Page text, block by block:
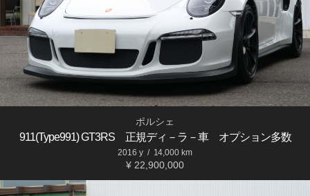
ポルシェ
911(Type991) GT3RS 正規ディ－ラ－車 オプション多数
2016 y / 14,000 km
¥ 22,900,000